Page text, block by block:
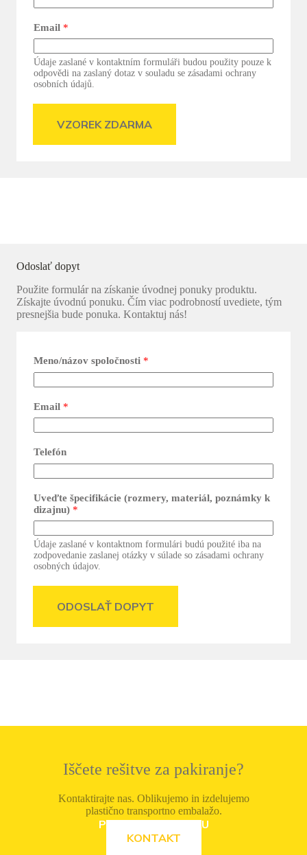
Email *
Údaje zaslané v kontaktním formuláři budou použity pouze k
odpovědi na zaslaný dotaz v souladu se zásadami ochrany
osobních údajů.
VZOREK ZDARMA
Odoslať dopyt
Použite formulár na získanie úvodnej ponuky produktu.
Získajte úvodnú ponuku. Čím viac podrobností uvediete, tým
presnejšia bude ponuka. Kontaktuj nás!
Meno/názov spoločnosti *
Email *
Telefón
Uveďte špecifikácie (rozmery, materiál, poznámky k
dizajnu) *
Údaje zaslané v kontaktnom formulári budú použité iba na
zodpovedanie zaslanej otázky v súlade so zásadami ochrany
osobných údajov.
ODOSLAŤ DOPYT
Iščete rešitve za pakiranje?
Kontaktirajte nas. Oblikujemo in izdelujemo
plastično transportno embalažo.
POZRITE SI PONUKU
KONTAKT